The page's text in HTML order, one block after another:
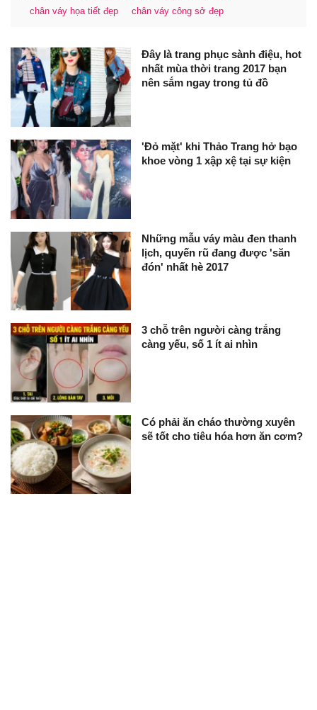
chân váy họa tiết đẹp
chân váy công sở đẹp
Đây là trang phục sành điệu, hot
nhất mùa thời trang 2017 bạn
nên sắm ngay trong tủ đồ
'Đỏ mặt' khi Thảo Trang hở bạo
khoe vòng 1 xập xệ tại sự kiện
Những mẫu váy màu đen thanh
lịch, quyến rũ đang được 'săn
đón' nhất hè 2017
3 chỗ trên người càng trắng
càng yếu, số 1 ít ai nhìn
Có phải ăn cháo thường xuyên
sẽ tốt cho tiêu hóa hơn ăn cơm?